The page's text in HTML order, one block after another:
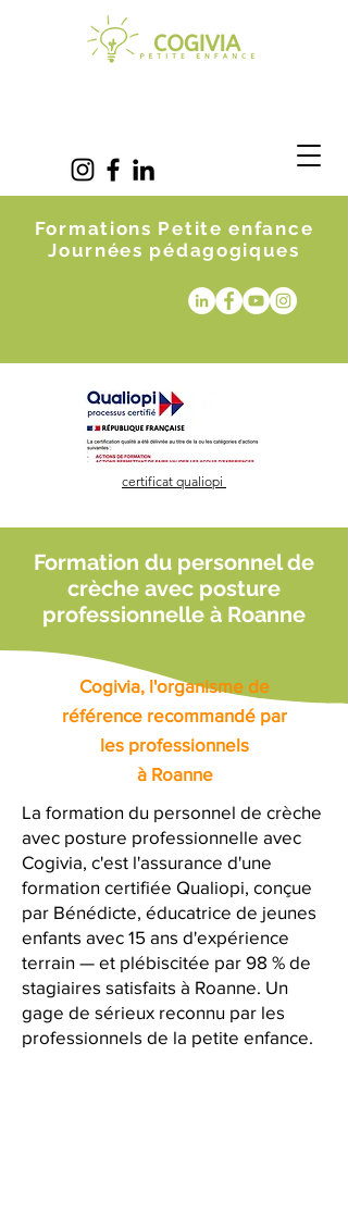
Formations Petite enfance
Journées pédagogiques
certificat qualiopi
Formation du personnel de
crèche avec posture
professionnelle à Roanne
Cogivia, l'organisme de
référence recommandé par
les professionnels
à Roanne
La formation du personnel de crèche
avec posture professionnelle avec
Cogivia, c'est l'assurance d'une
formation certifiée Qualiopi, conçue
par Bénédicte, éducatrice de jeunes
enfants avec 15 ans d'expérience
terrain — et plébiscitée par 98 % de
stagiaires satisfaits à Roanne. Un
gage de sérieux reconnu par les
professionnels de la petite enfance.